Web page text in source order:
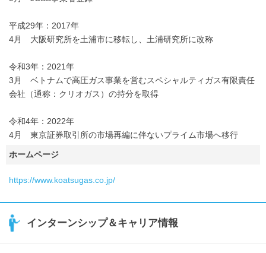
平成29年：2017年
4月 大阪研究所を土浦市に移転し、土浦研究所に改称
令和3年：2021年
3月 ベトナムで高圧ガス事業を営むスペシャルティガス有限責任
会社（通称：クリオガス）の持分を取得
令和4年：2022年
4月 東京証券取引所の市場再編に伴ないプライム市場へ移行
ホームページ
https://www.koatsugas.co.jp/
インターンシップ＆キャリア情報